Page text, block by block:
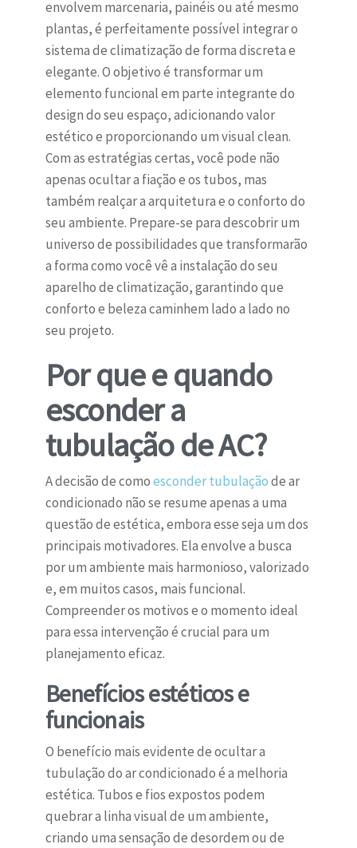
envolvem marcenaria, painéis ou até mesmo
plantas, é perfeitamente possível integrar o
sistema de climatização de forma discreta e
elegante. O objetivo é transformar um
elemento funcional em parte integrante do
design do seu espaço, adicionando valor
estético e proporcionando um visual clean.
Com as estratégias certas, você pode não
apenas ocultar a fiação e os tubos, mas
também realçar a arquitetura e o conforto do
seu ambiente. Prepare-se para descobrir um
universo de possibilidades que transformarão
a forma como você vê a instalação do seu
aparelho de climatização, garantindo que
conforto e beleza caminhem lado a lado no
seu projeto.
Por que e quando
esconder a
tubulação de AC?
A decisão de comoesconder tubulaçãode ar
condicionado não se resume apenas a uma
questão de estética, embora esse seja um dos
principais motivadores. Ela envolve a busca
por um ambiente mais harmonioso, valorizado
e, em muitos casos, mais funcional.
Compreender os motivos e o momento ideal
para essa intervenção é crucial para um
planejamento eficaz.
Benefícios estéticos e
funcionais
O benefício mais evidente de ocultar a
tubulação do ar condicionado é a melhoria
estética. Tubos e fios expostos podem
quebrar a linha visual de um ambiente,
criando uma sensação de desordem ou de